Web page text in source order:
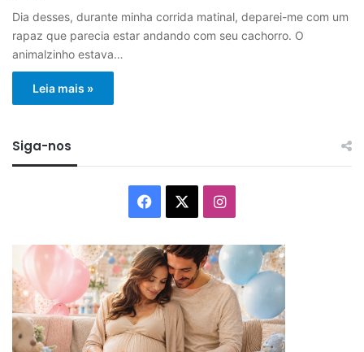
Dia desses, durante minha corrida matinal, deparei-me com um
rapaz que parecia estar andando com seu cachorro. O
animalzinho estava…
Leia mais »
Siga-nos
Facebook Instagram